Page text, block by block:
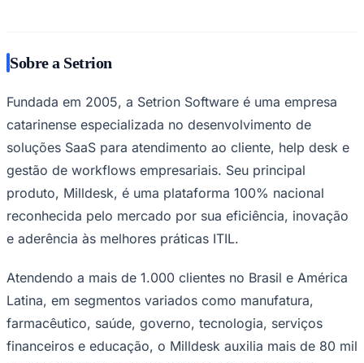
Fluminense
de 125 mil solicitações a cada mês. Reconhecida
a Setrion Software segue comprometida com o
crescimento e inovação no mercado de tecnologia
brasileiro.
Website: www.milldesk.com.br
Nota da Redação
Este material tem caráter informativo e foi produzido a partir de
informações e opiniões são de responsabilidade de suas respectivas
fontes.
Comunicar erro nesta matéria
NEGÓCIOS ECONOMIATECNOLOGIAINDÚSTRIAS